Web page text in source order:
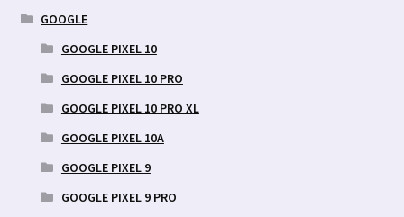
GOOGLE
GOOGLE PIXEL 10
GOOGLE PIXEL 10 PRO
GOOGLE PIXEL 10 PRO XL
GOOGLE PIXEL 10A
GOOGLE PIXEL 9
GOOGLE PIXEL 9 PRO